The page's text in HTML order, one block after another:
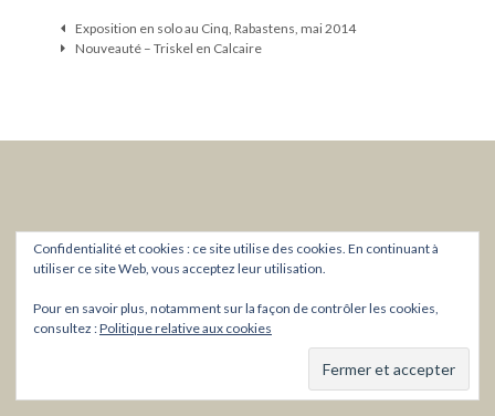
Navigation
des
Exposition en solo au Cinq, Rabastens, mai 2014
Nouveauté – Triskel en Calcaire
Confidentialité et cookies : ce site utilise des cookies. En continuant à
utiliser ce site Web, vous acceptez leur utilisation.
Pour en savoir plus, notamment sur la façon de contrôler les cookies,
consultez :Politique relative aux cookies